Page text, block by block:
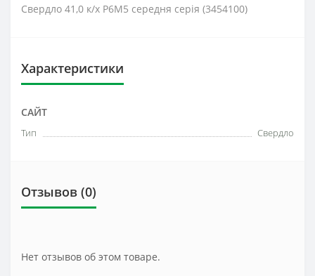
Свердло 41,0 к/х Р6М5 середня серія (3454100)
Характеристики
САЙТ
Тип Свердло
Отзывов (0)
Нет отзывов об этом товаре.